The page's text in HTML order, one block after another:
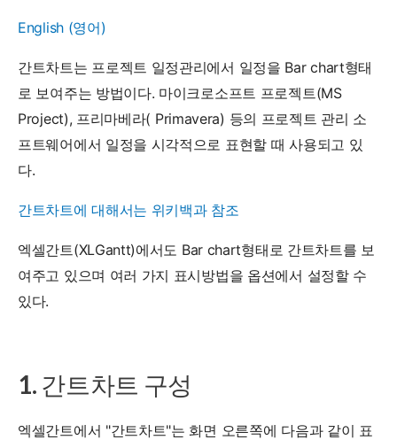
English(영어)
간트차트는 프로젝트 일정관리에서 일정을 Bar chart형태
로 보여주는 방법이다. 마이크로소프트 프로젝트(MS
Project), 프리마베라( Primavera) 등의 프로젝트 관리 소
프트웨어에서 일정을 시각적으로 표현할 때 사용되고 있
다.
간트차트에 대해서는 위키백과 참조
엑셀간트(XLGantt)에서도 Bar chart형태로 간트차트를 보
여주고 있으며 여러 가지 표시방법을 옵션에서 설정할 수
있다.
1. 간트차트 구성
엑셀간트에서 "간트차트"는 화면 오른쪽에 다음과 같이 표